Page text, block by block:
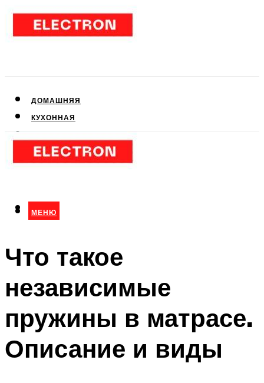
ДОМАШНЯЯ
КУХОННАЯ
КЛИМАТИЧЕСКАЯ
МЕНЮ
МЕНЮ
Что такое
независимые
пружины в матрасе.
Описание и виды